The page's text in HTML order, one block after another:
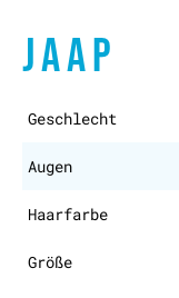
JAAP
Geschlecht
Augen
Haarfarbe
Größe